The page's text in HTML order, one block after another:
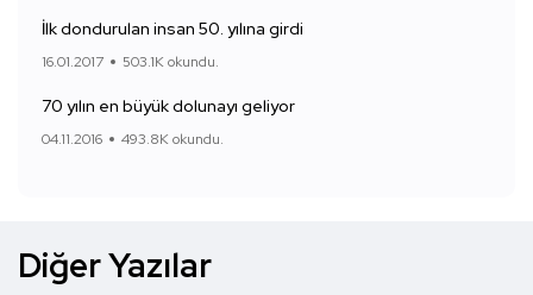
İlk dondurulan insan 50. yılına girdi
16.01.2017 503.1K okundu.
70 yılın en büyük dolunayı geliyor
04.11.2016 493.8K okundu.
Diğer Yazılar